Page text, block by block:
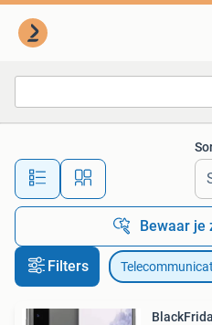
Alle
Bewaar je
Filters